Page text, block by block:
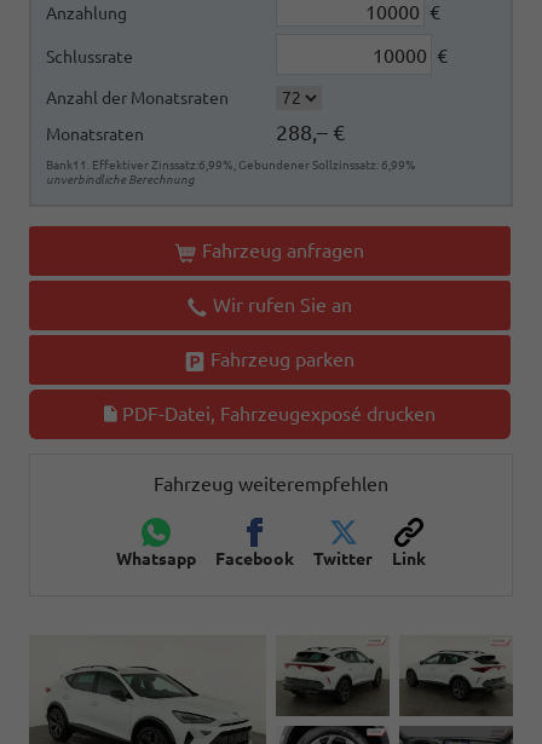
Anzahlung €
Schlussrate €
Anzahl der Monatsraten
Monatsraten
288,– €
Bank11. Effektiver Zinssatz:6,99%, Gebundener Sollzinssatz: 6,99%
unverbindliche Berechnung
Fahrzeug anfragen
Wir rufen Sie an
Fahrzeug parken
PDF-Datei, Fahrzeugexposé drucken
Fahrzeug weiterempfehlen
Whatsapp Facebook Twitter Link